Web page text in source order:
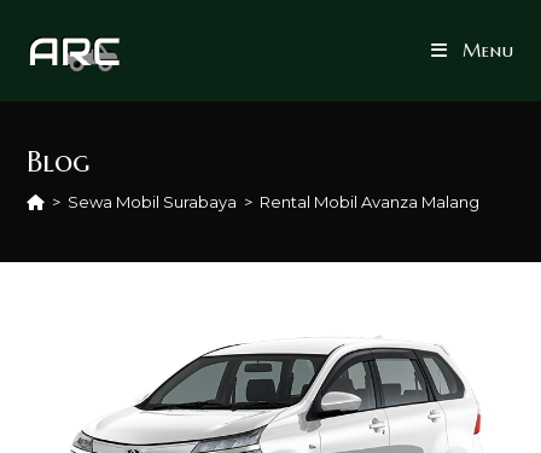
Menu
Blog
> Sewa Mobil Surabaya > Rental Mobil Avanza Malang